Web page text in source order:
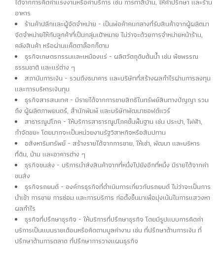
อาหาร
ร้านค้าปลีกและผู้จัดจำหน่าย - เป็นพ่อค้าคนกลางที่รับสินค้าจากผู้ผลิตมา
จัดจำหน่ายให้กับลูกค้าที่เป็นกลุ่มเป้าหมาย ไม่ว่าจะด้วยการจำหน่ายหน้าร้าน,
คลังสินค้า หรือผ่านแค็ตตาล็อกก็ตาม
ธุรกิจเกษตรกรรมและเหมืองแร่ - ผลิตวัตถุดิบต้นน้ำ เช่น พืชพรรณ
ธรรมชาติ และแร่ต่าง ๆ
สถาบันการเงิน - รวมถึงธนาคาร และบริษัทที่สร้างผลกำไรผ่านการลงทุน
และการบริหารเงินทุน
ธุรกิจสารสนเทศ - มีรายได้จากการขายสิทธิในทรัพย์สินทางปัญญา รวม
ถึง ผู้ผลิตภาพยนตร์, สำนักพิมพ์ และบริษัทพัฒนาซอฟต์แวร์
สาธารณูปโภค - ให้บริการสาธารณูปโภคขั้นพื้นฐาน เช่น ประปา, ไฟฟ้า,
กำจัดขยะ โดยมากจะเป็นหน่วยงานรัฐวิสาหกิจหรือสัมปทาน
อสังหาริมทรัพย์ - สร้างรายได้จากการขาย, ให้เช่า, พัฒนา และบริหาร
ที่ดิน, บ้าน และอาคารต่าง ๆ
ธุรกิจขนส่ง - บริการนำส่งสินค้าจากที่หนึ่งไปยังอีกที่หนึ่ง มีรายได้จากค่า
ขนส่ง
ธุรกิจรถยนต์ - องค์กรธุรกิจที่ดำเนินการเกี่ยวกับรถยนต์ ไม่ว่าจะเป็นการ
นำเข้า การขาย การซ่อม และการบริการ ก่อตั้งขึ้นมาเพื่อมุ่งเน้นในการแสวงหา
ผลกำไร
ธุรกิจที่ปรึกษาธุรกิจ - ให้บริการที่ปรึกษาธุรกิจ โดยมีรูปแบบการคิดค่า
บริการเป็นแบบรายเดือนหรือคิดตามมูลค่างาน เช่น ที่ปรึกษาด้านการเงิน ที่
ปรึกษาด้านการตลาด ที่ปรึกษาการวางแผนธุรกิจ